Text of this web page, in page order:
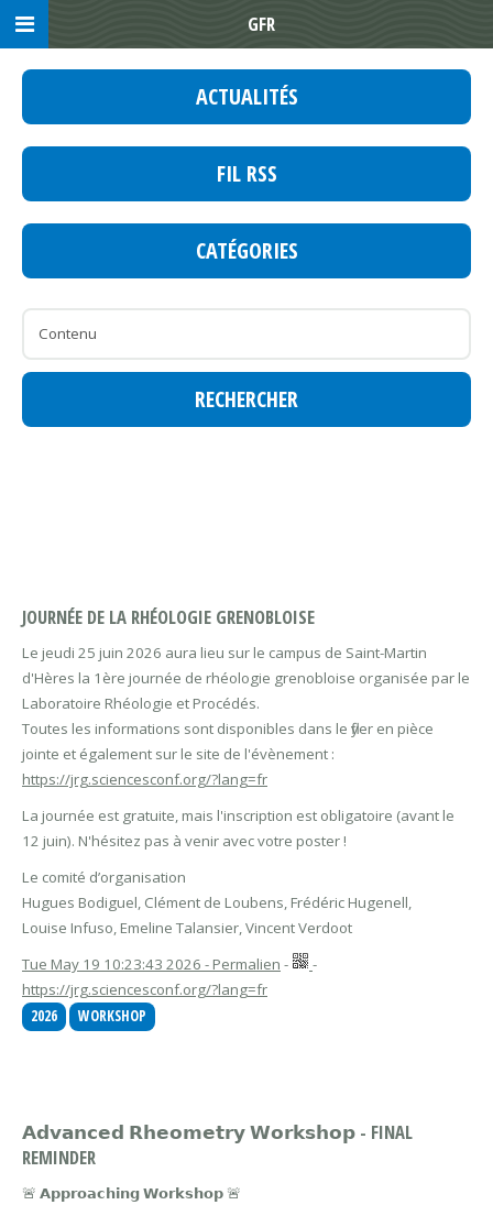
ACTUALITÉS
FIL RSS
CATÉGORIES
JOURNÉE DE LA RHÉOLOGIE GRENOBLOISE
Le jeudi 25 juin 2026 aura lieu sur le campus de Saint-Martin
d'Hères la 1ère journée de rhéologie grenobloise organisée par le
Laboratoire Rhéologie et Procédés.
Toutes les informations sont disponibles dans le flyer en pièce
jointe et également sur le site de l'évènement :
https://jrg.sciencesconf.org/?lang=fr
La journée est gratuite, mais l'inscription est obligatoire (avant le
12 juin). N'hésitez pas à venir avec votre poster !
Le comité d’organisation
Hugues Bodiguel, Clément de Loubens, Frédéric Hugenell,
Louise Infuso, Emeline Talansier, Vincent Verdoot
Tue May 19 10:23:43 2026 - Permalien -
-
https://jrg.sciencesconf.org/?lang=fr
2026
WORKSHOP
𝗔𝗱𝘃𝗮𝗻𝗰𝗲𝗱 𝗥𝗵𝗲𝗼𝗺𝗲𝘁𝗿𝘆 𝗪𝗼𝗿𝗸𝘀𝗵𝗼𝗽 - FINAL
REMINDER
🚨 𝗔𝗽𝗽𝗿𝗼𝗮𝗰𝗵𝗶𝗻𝗴 𝗪𝗼𝗿𝗸𝘀𝗵𝗼𝗽 🚨
GFR